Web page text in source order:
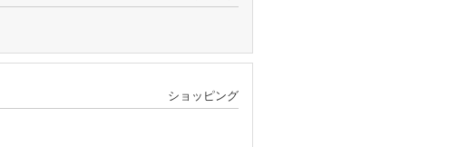
ショッピング